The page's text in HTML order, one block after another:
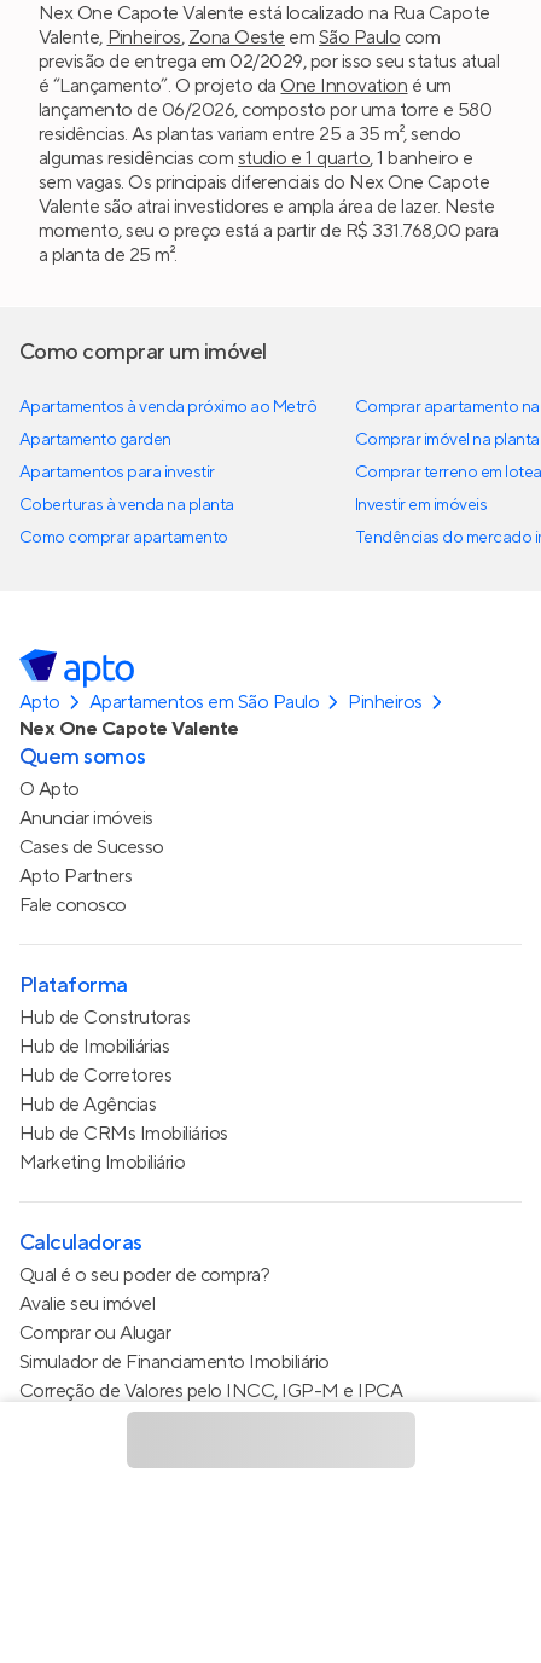
Nex One Capote Valente está localizado na Rua Capote
Valente, Pinheiros, Zona Oeste em São Paulo com
previsão de entrega em 02/2029, por isso seu status atual
é “Lançamento”. O projeto da One Innovation é um
lançamento de 06/2026, composto por uma torre e 580
residências. As plantas variam entre 25 a 35 m², sendo
algumas residências com studio e 1 quarto, 1 banheiro e
sem vagas. Os principais diferenciais do Nex One Capote
Valente são atrai investidores e ampla área de lazer. Neste
momento, seu o preço está a partir de R$ 331.768,00 para
a planta de 25 m².
Como comprar um imóvel
Apartamentos à venda próximo ao Metrô
Apartamento garden
Apartamentos para investir
Coberturas à venda na planta
Como comprar apartamento
Comprar apartamento
Comprar imóvel na planta
Comprar terreno em
Investir em imóveis
Tendências do mercado
Apto Apartamentos em São Paulo
Pinheiros
Nex One Capote Valente
Quem somos
O Apto
Anunciar imóveis
Cases de Sucesso
Apto Partners
Fale conosco
Plataforma
Hub de Construtoras
Hub de Imobiliárias
Hub de Corretores
Hub de Agências
Hub de CRMs Imobiliários
Marketing Imobiliário
Calculadoras
Qual é o seu poder de compra?
Avalie seu imóvel
Comprar ou Alugar
Simulador de Financiamento Imobiliário
Correção de Valores pelo INCC, IGP-M e IPCA
Estimativa de valor do condomínio